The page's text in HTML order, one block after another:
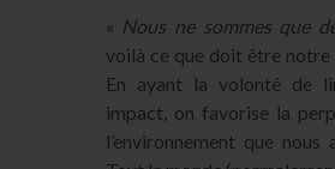
« Nous ne sommes que
voilà ce que doit être
En ayant la volonté de
impact, on favorise la
l’environnement que nous